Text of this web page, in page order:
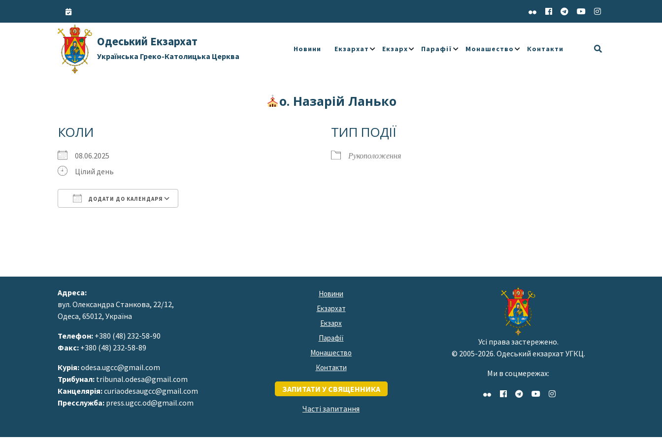
Одеський Екзархат
Українська Греко-Католицька Церква
Новини Екзархат Екзарх Парафії Монашество Контакти
о. Назарій Ланько
КОЛИ
08.06.2025
Цілий день
ДОДАТИ ДО КАЛЕНДАРЯ
ТИП ПОДІЇ
Рукоположення
Адреса:
вул. Олександра Станкова, 22/12,
Одеса, 65012, Україна
Телефон: +380 (48) 232-58-90
Факс: +380 (48) 232-58-89
Курія:odesa.ugcc@gmail.com
Трибунал: tribunal.odesa@gmail.com
Канцелярія:curiaodesaugcc@gmail.com
Пресслужба: press.ugcc.od@gmail.com
Новини
Екзархат
Екзарх
Парафії
Монашество
Контакти
ЗАПИТАТИ У СВЯЩЕННИКА
Часті запитання
Усі права застережено.
© 2005-2026. Одеський екзархат УГКЦ.
Ми в соцмережах: